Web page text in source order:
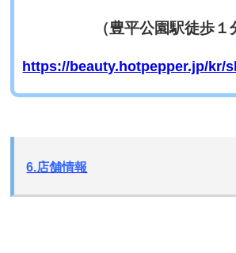
（豊平公園駅徒歩１
https://beauty.hotpepper.jp/kr/
6.店舗情報